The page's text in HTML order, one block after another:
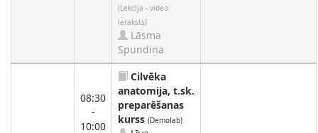
(Lekcija - video
ieraksts)
Lāsma
Spundiņa
08:30
-
10:00
Cilvēka
anatomija, t.sk.
preparēšanas
kurss (Demolab)